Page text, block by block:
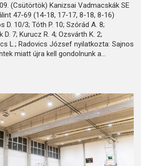
(Csütörtök) Kanizsai Vadmacskák SE
47-69 (14-18, 17-17, 8-18, 8-16)
D. 10/3; Tóth P. 10; Szórád A. 8;
7; Kurucz R. 4; Ozsvárth K. 2;
L.; Radovics József nyilatkozta: Sajnos
miatt újra kell gondolnunk a...